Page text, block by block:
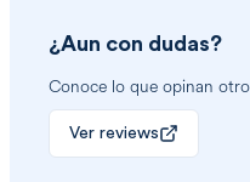
¿Aun con dudas?
Conoce lo que opinan
Ver reviews